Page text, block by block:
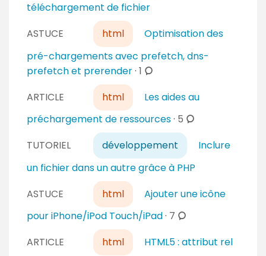
téléchargement de fichier
ASTUCE
html
Optimisation des
pré-chargements avec prefetch, dns-
prefetch et prerender· 1 c
m
m
e
n
t
a
e
ARTICLE html
Les aides au
préchargement de ressources· 5 c
o
m
n
a
i
TUTORIEL développement
Inclure
un fichier dans un autre grâce à PHP
ASTUCE
html
Ajouter une icône
pour iPhone/iPod Touch/iPad· 7 c
m
ARTICLE html
HTML5 : attribut rel